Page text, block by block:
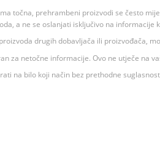
točna, prehrambeni proizvodi se često
a ne se oslanjati isključivo na informacije
drugih dobavljača ili proizvođača,
za netočne informacije. Ovo ne utječe na
na bilo koji način bez prethodne